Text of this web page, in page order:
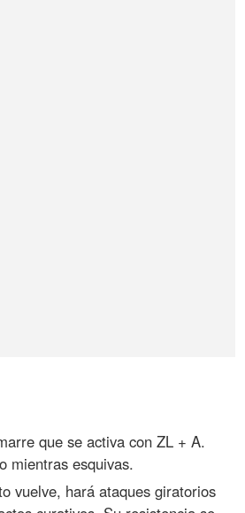
que se activa con ZL + A.
mientras esquivas.
vuelve, hará ataques giratorios